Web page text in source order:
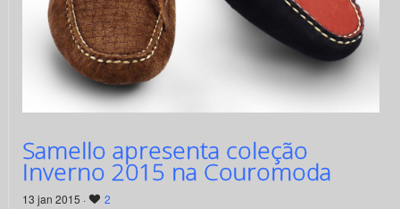
Samello apresenta coleção
Inverno 2015 na Couromoda
13 jan 2015 · 2